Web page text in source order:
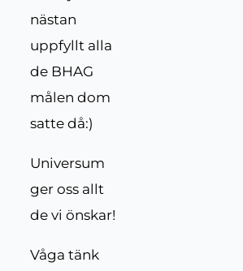
nästan
uppfyllt alla
de BHAG
målen dom
satte då:)
Universum
ger oss allt
de vi önskar!
Våga tänk